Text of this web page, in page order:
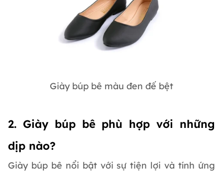
Giày búp bê màu đen đế bệt
2. Giày búp bê phù hợp với những
dịp nào?
Giày búp bê nổi bật với sự tiện lợi và tính ứng